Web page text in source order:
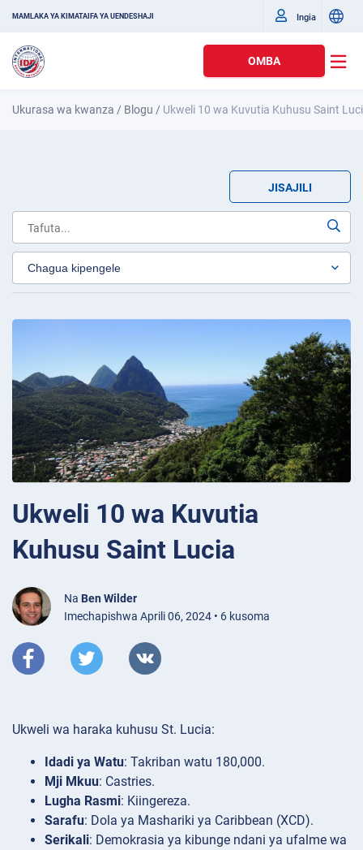
MAMLAKA YA KIMATAIFA YA UENDESHAJI Ingia
OMBA
Ukurasa wa kwanza / Blogu / Ukweli 10 wa Kuvutia Kuhusu Saint
JISAJILI
Ukweli 10 wa Kuvutia
Kuhusu Saint Lucia
Na Ben Wilder
Imechapishwa Aprili 06, 2024 • 6 kusoma
Ukweli wa haraka kuhusu St. Lucia:
Idadi ya Watu: Takriban watu 180,000.
Mji Mkuu: Castries.
Lugha Rasmi: Kiingereza.
Sarafu: Dola ya Mashariki ya Caribbean (XCD).
Serikali: Demokrasia ya kibunge ndani ya ufalme wa